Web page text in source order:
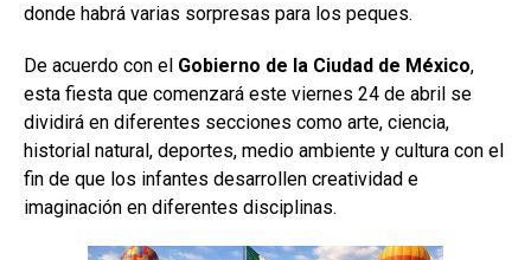
donde habrá varias sorpresas para los peques.
De acuerdo con el Gobierno de la Ciudad de México,
esta fiesta que comenzará este viernes 24 de abril se
dividirá en diferentes secciones como arte, ciencia,
historial natural, deportes, medio ambiente y cultura con el
fin de que los infantes desarrollen creatividad e
imaginación en diferentes disciplinas.